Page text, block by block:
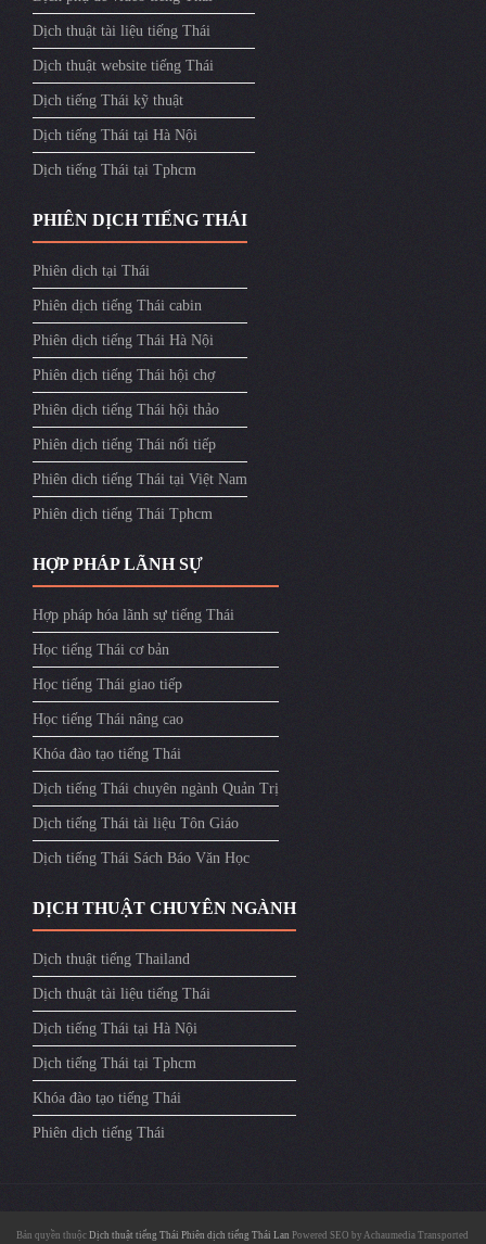
Dịch thuật tài liệu tiếng Thái
Dịch thuật website tiếng Thái
Dịch tiếng Thái kỹ thuật
Dịch tiếng Thái tại Hà Nội
Dịch tiếng Thái tại Tphcm
PHIÊN DỊCH TIẾNG THÁI
Phiên dịch tại Thái
Phiên dịch tiếng Thái cabin
Phiên dịch tiếng Thái Hà Nội
Phiên dịch tiếng Thái hội chợ
Phiên dịch tiếng Thái hội thảo
Phiên dịch tiếng Thái nối tiếp
Phiên dich tiếng Thái tại Việt Nam
Phiên dịch tiếng Thái Tphcm
HỢP PHÁP LÃNH SỰ
Hợp pháp hóa lãnh sự tiếng Thái
Học tiếng Thái cơ bản
Học tiếng Thái giao tiếp
Học tiếng Thái nâng cao
Khóa đào tạo tiếng Thái
Dịch tiếng Thái chuyên ngành Quản Trị
Dịch tiếng Thái tài liệu Tôn Giáo
Dịch tiếng Thái Sách Báo Văn Học
DỊCH THUẬT CHUYÊN NGÀNH
Dịch thuật tiếng Thailand
Dịch thuật tài liệu tiếng Thái
Dịch tiếng Thái tại Hà Nội
Dịch tiếng Thái tại Tphcm
Khóa đào tạo tiếng Thái
Phiên dịch tiếng Thái
Bản quyền thuộc Dịch thuật tiếng Thái Phiên dịch tiếng Thái Lan Powered SEO by Achaumedia Transported